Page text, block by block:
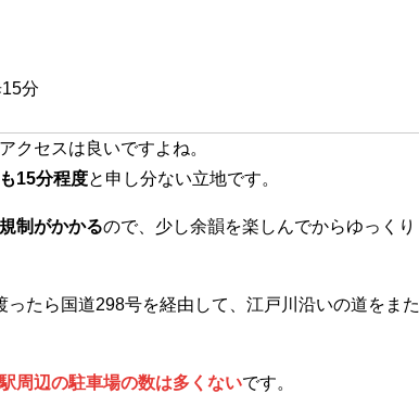
分
クセスは良いですよね。
15分程度と申し分ない立地です。
制がかかるので、少し余韻を楽しんでからゆっくり
たら国道298号を経由して、江戸川沿いの道をまた
周辺の駐車場の数は多くないです。